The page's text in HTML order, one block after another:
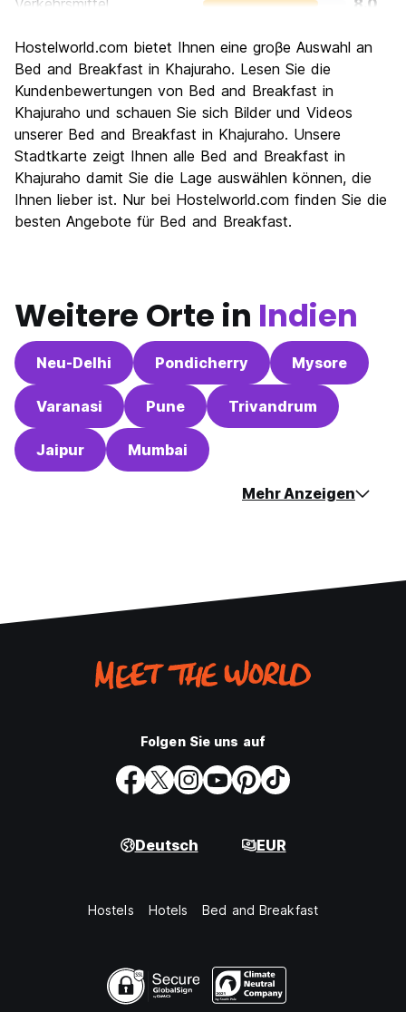
Verkehrsmittel
8.0
Kultur
Nachtleben / Party
Preis-Leistungsverhältnis
Hostelworld.com bietet Ihnen eine groβe Auswahl an
Bed and Breakfast in Khajuraho. Lesen Sie die
Kundenbewertungen von Bed and Breakfast in
Khajuraho und schauen Sie sich Bilder und Videos
unserer Bed and Breakfast in Khajuraho. Unsere
Stadtkarte zeigt Ihnen alle Bed and Breakfast in
Khajuraho damit Sie die Lage auswählen können, die
Ihnen lieber ist. Nur bei Hostelworld.com finden Sie die
besten Angebote für Bed and Breakfast.
Weitere Orte in Indien
Neu-Delhi Pondicherry Mysore
Varanasi Pune Trivandrum
Jaipur Mumbai
Mehr Anzeigen
Folgen Sie uns auf
Deutsch EUR
Hostels Hotels Bed and Breakfast